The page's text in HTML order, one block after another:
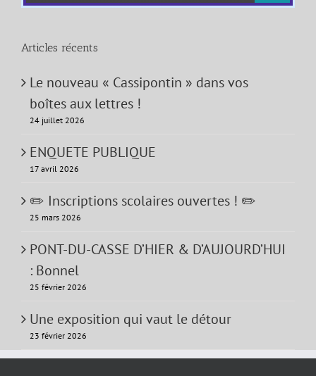
Articles récents
Le nouveau « Cassipontin » dans vos
boîtes aux lettres !
24 juillet 2026
ENQUETE PUBLIQUE
17 avril 2026
✏️ Inscriptions scolaires ouvertes ! ✏️
25 mars 2026
PONT-DU-CASSE D’HIER & D’AUJOURD’HUI
: Bonnel
25 février 2026
Une exposition qui vaut le détour
23 février 2026